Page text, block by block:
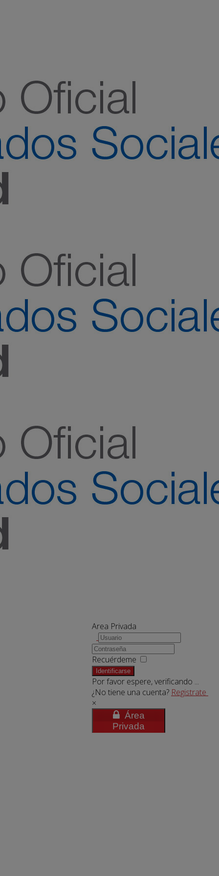
Area Privada
Recuérdeme
Identificarse
Por favor espere, verificando ...
¿No tiene una cuenta? Registrate
×
Área
Privada